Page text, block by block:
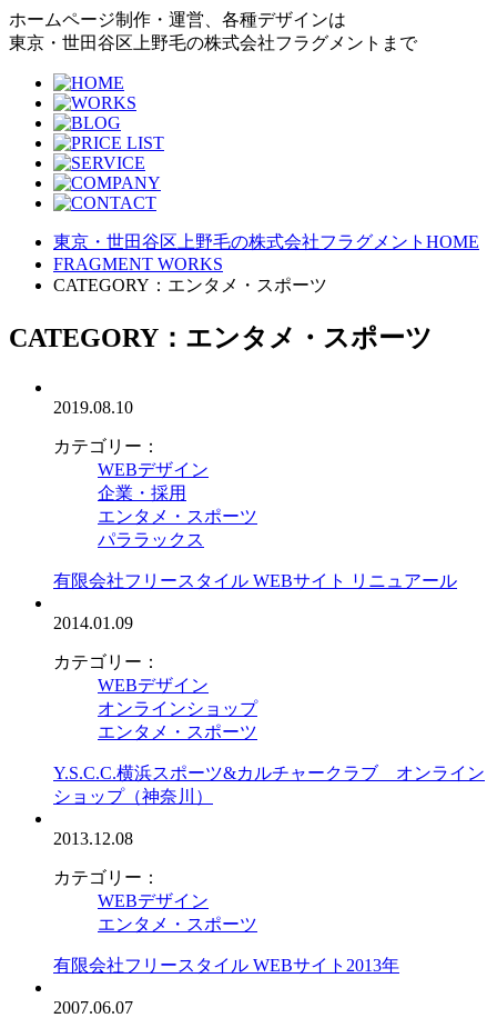
ホームページ制作・運営、各種デザインは
東京・世田谷区上野毛の株式会社フラグメントまで
東京・世田谷区上野毛の株式会社フラグメントHOME
FRAGMENT WORKS
CATEGORY：エンタメ・スポーツ
CATEGORY：エンタメ・スポーツ
2019.08.10
カテゴリー：
WEBデザイン
企業・採用
エンタメ・スポーツ
パララックス
有限会社フリースタイル WEBサイト リニュアール
2014.01.09
カテゴリー：
WEBデザイン
オンラインショップ
エンタメ・スポーツ
Y.S.C.C.横浜スポーツ&カルチャークラブ オンライン
ショップ（神奈川）
2013.12.08
カテゴリー：
WEBデザイン
エンタメ・スポーツ
有限会社フリースタイル WEBサイト2013年
2007.06.07